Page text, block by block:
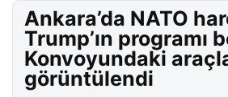
Ankara’da NATO
Trump’ın programı
Konvoyundaki
görüntülendi